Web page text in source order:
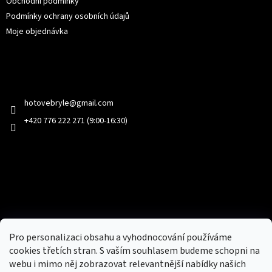
Pro personalizaci obsahu a vyhodnocování používáme
cookies třetích stran. S vaším souhlasem budeme schopni na
webu i mimo něj zobrazovat relevantnější nabídky našich
Podmínky ochrany osobních údajů
Moje objednávka
hotovebryle@gmail.com
+420 776 222 271 (9:00-16:30)